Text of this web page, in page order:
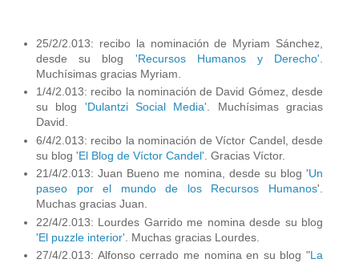
25/2/2.013: recibo la nominación de Myriam Sánchez,
desde su blog 'Recursos Humanos y Derecho'
Muchísimas gracias Myriam.
1/4/2.013: recibo la nominación de David Gómez, desde
su blog 'Dulantzi Social Media' . Muchísimas gracias
David.
6/4/2.013: recibo la nominación de Víctor Candel, desde
su blog 'El Blog de Víctor Candel' . Gracias Víctor.
21/4/2.013: Juan Bueno me nomina, desde su blog 'Un
paseo por el mundo de los Recursos Humanos'.
Muchas gracias Juan.
22/4/2.013: Lourdes Garrido me nomina desde su blog
'El puzzle interior' . Muchas gracias Lourdes.
27/4/2.013: Alfonso cerrado me nomina en su blog "La